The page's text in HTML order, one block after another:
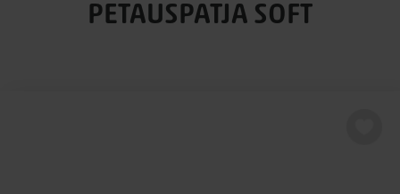
PETAUSPATJA SOFT